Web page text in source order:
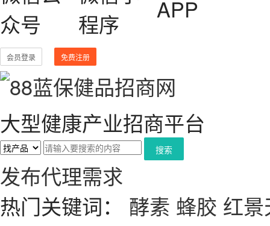
会员登录 免费注册
大型健康产业招商平台
搜索
发布代理需求
热门关键词： 酵素 蜂胶 红景